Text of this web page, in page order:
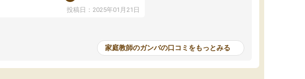
期テストの成績が10点以上アップし、本人もと
投稿日：2025年01月21日
家庭教師のガンバの口コミをもっとみる